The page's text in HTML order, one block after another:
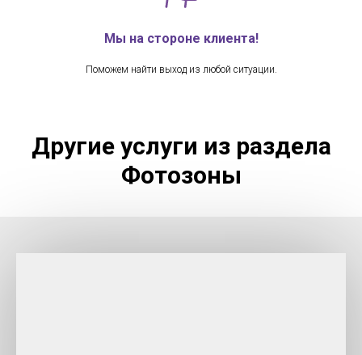
Мы на стороне клиента!
Поможем найти выход из любой ситуации.
Другие услуги из раздела
Фотозоны